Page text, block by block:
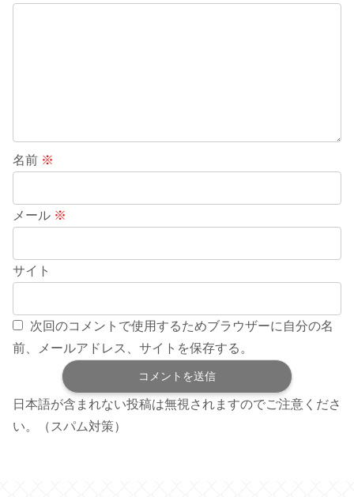
名前 ※
メール ※
サイト
次回のコメントで使用するためブラウザーに自分の名
前、メールアドレス、サイトを保存する。
日本語が含まれない投稿は無視されますのでご注意くださ
い。（スパム対策）